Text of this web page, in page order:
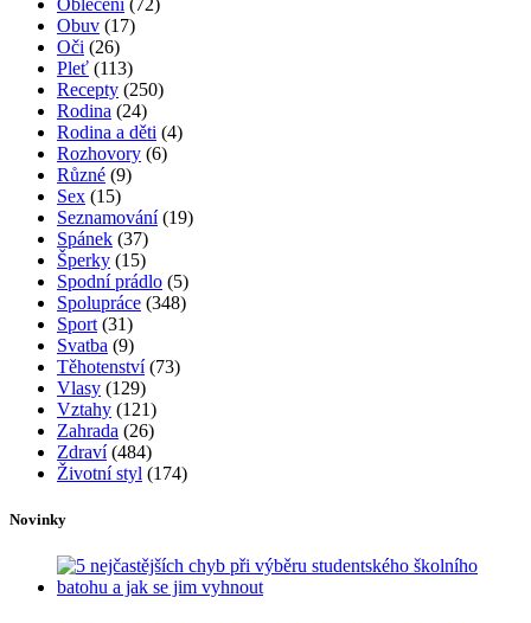
Oblečení(72)
Obuv (17)
Oči (26)
Pleť (113)
Recepty (250)
Rodina (24)
Rodina a děti (4)
Rozhovory (6)
Různé (9)
Sex (15)
Seznamování(19)
Spánek (37)
Šperky (15)
Spodní prádlo (5)
Spolupráce (348)
Sport (31)
Svatba (9)
Těhotenství(73)
Vlasy (129)
Vztahy (121)
Zahrada (26)
Zdraví(484)
Životní styl (174)
Novinky